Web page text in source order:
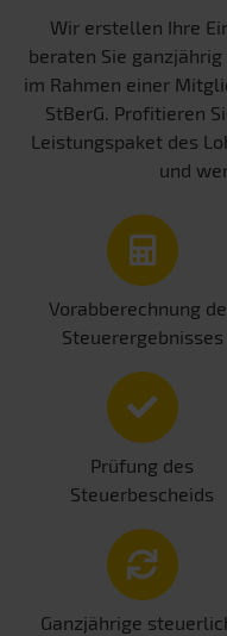
Wir erstellen Ihre
beraten Sie
im Rahmen einer
StBerG. Profitieren
Leistungspaket des
und
Vorabberechnung
Steuerergebnisses
Prüfung des
Steuerbescheids
Ganzjährige